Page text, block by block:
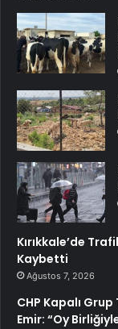
Kırıkkale’de
Kaybetti
Ağustos 7, 2026
CHP Kapalı Grup
Emir: “Oy